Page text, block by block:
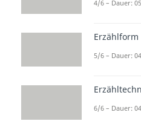
Nicht nur
eine wichtige
in
4/6 – Dauer:
Erzählform
5/6 – Dauer:
6/6 – Dauer: